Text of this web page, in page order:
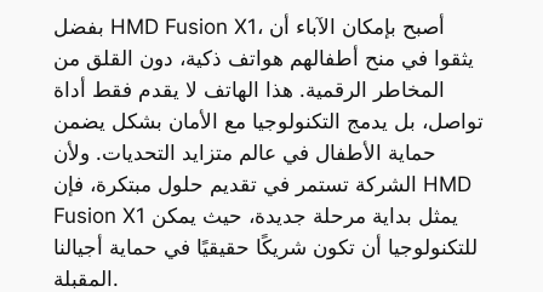
بفضل HMD Fusion X1، أصبح بإمكان الآباء أن
يثقوا في منح أطفالهم هواتف ذكية، دون القلق من
المخاطر الرقمية. هذا الهاتف لا يقدم فقط أداة
تواصل، بل يدمج التكنولوجيا مع الأمان بشكل يضمن
حماية الأطفال في عالم متزايد التحديات. ولأن
الشركة تستمر في تقديم حلول مبتكرة، فإن HMD
Fusion X1 يمثل بداية مرحلة جديدة، حيث يمكن
للتكنولوجيا أن تكون شريكًا حقيقيًا في حماية أجيالنا
المقبلة.